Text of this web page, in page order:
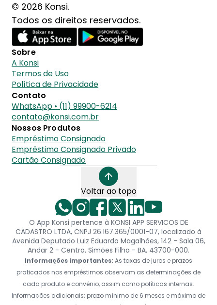
© 2026 Konsi.
Todos os direitos reservados.
Sobre
A Konsi
Termos de Uso
Política de Privacidade
Contato
WhatsApp • (11) 99900-6214
contato@konsi.com.br
Nossos Produtos
Empréstimo Consignado
Empréstimo Consignado Privado
Cartão Consignado
Voltar ao topo
O App Konsi pertence à KONSI APP SERVICOS DE
CADASTRO LTDA, CNPJ 26.167.365/0001-07, localizado à
Avenida Deputado Luiz Eduardo Magalhães, 142 - Sala 06,
Andar 2 - Centro, Simões Filho - BA, 43700-000.
Informações importantes: As taxas de juros e prazos
praticados nos empréstimos observam as determinações de
cada produto e convênio, assim como políticas internas.
Informações adicionais: prazo mínimo de 6 meses e máximo de